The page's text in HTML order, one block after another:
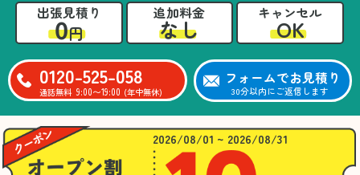
出張見積り
0円
追加料金
なし
キャンセル
OK
0120-525-058
通話無料 9:00〜19:00 (年中無休)
フォームでお見積り
30分以内にご返信します
2026/08/01 ~ 2026/08/31